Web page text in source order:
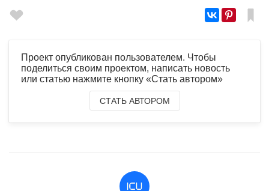
Проект опубликован пользователем. Чтобы
поделиться своим проектом, написать новость
или статью нажмите кнопку «Стать автором»
СТАТЬ АВТОРОМ